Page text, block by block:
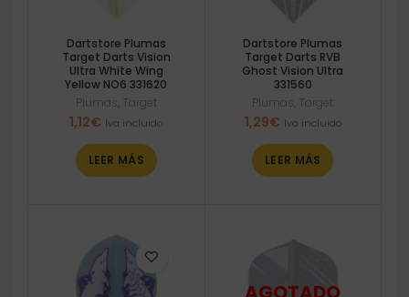
Dartstore Plumas
Target Darts Vision
Ultra White Wing
Yellow NO6 331620
Plumas Target
1,12€ Iva incluido
LEER MÁS
Dartstore Plumas
Target Darts RVB
Ghost Vision Ultra
331560
Plumas Target
1,29€ Iva incluido
LEER MÁS